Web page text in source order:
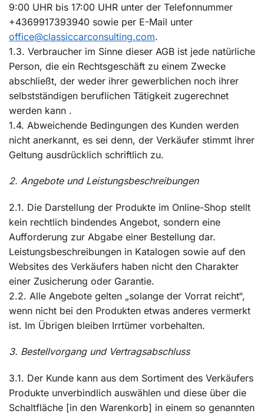
9:00 UHR bis 17:00 UHR unter der Telefonnummer
+4369917393940 sowie per E-Mail unter
office@classiccarconsulting.com.
1.3. Verbraucher im Sinne dieser AGB ist jede natürliche
Person, die ein Rechtsgeschäft zu einem Zwecke
abschließt, der weder ihrer gewerblichen noch ihrer
selbstständigen beruflichen Tätigkeit zugerechnet
werden kann .
1.4. Abweichende Bedingungen des Kunden werden
nicht anerkannt, es sei denn, der Verkäufer stimmt ihrer
Geltung ausdrücklich schriftlich zu.
2. Angebote und Leistungsbeschreibungen
2.1. Die Darstellung der Produkte im Online-Shop stellt
kein rechtlich bindendes Angebot, sondern eine
Aufforderung zur Abgabe einer Bestellung dar.
Leistungsbeschreibungen in Katalogen sowie auf den
Websites des Verkäufers haben nicht den Charakter
einer Zusicherung oder Garantie.
2.2. Alle Angebote gelten „solange der Vorrat reicht“,
wenn nicht bei den Produkten etwas anderes vermerkt
ist. Im Übrigen bleiben Irrtümer vorbehalten.
3. Bestellvorgang und Vertragsabschluss
3.1. Der Kunde kann aus dem Sortiment des Verkäufers
Produkte unverbindlich auswählen und diese über die
Schaltfläche [in den Warenkorb] in einem so genannten